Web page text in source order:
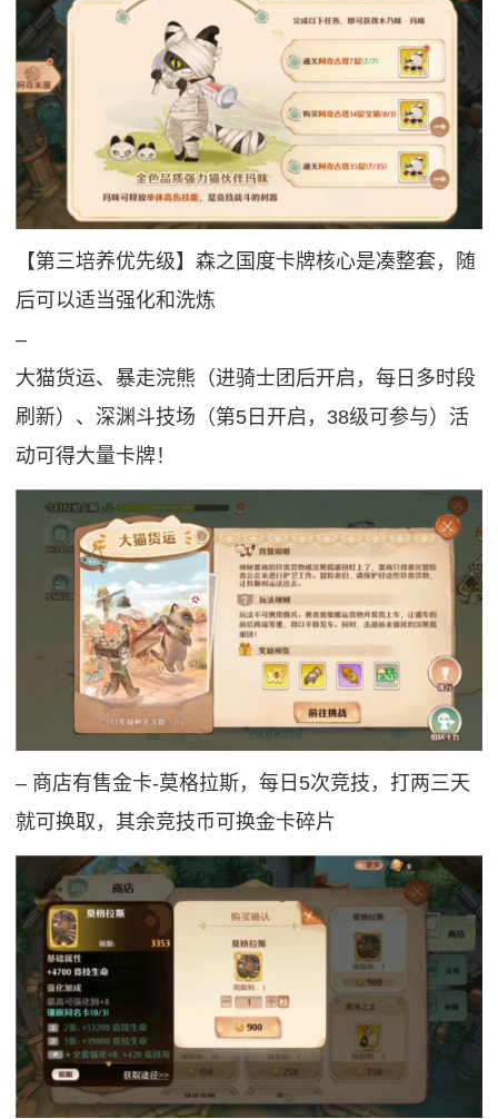
【第三培养优先级】森之国度卡牌核心是凑整套，随
后可以适当强化和洗炼
‒
大猫货运、暴走浣熊（进骑士团后开启，每日多时段
刷新）、深渊斗技场（第5日开启，38级可参与）活
动可得大量卡牌！
‒ 商店有售金卡-莫格拉斯，每日5次竞技，打两三天
就可换取，其余竞技币可换金卡碎片